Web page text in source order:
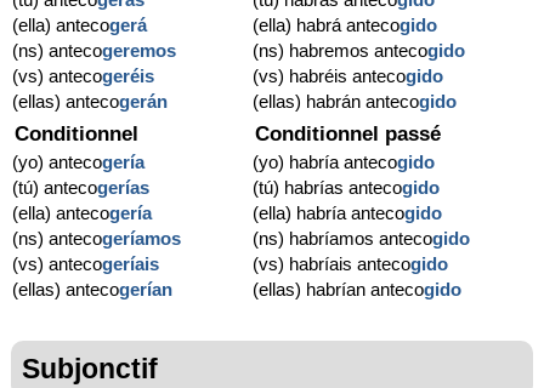
(ella) antecogerá
(ns) antecogeremos
(vs) antecogeréis
(ellas) antecogerán
(ella) habrá antecogido
(ns) habremos antecogido
(vs) habréis antecogido
(ellas) habrán antecogido
Conditionnel
(yo) antecogería
(tú) antecogerías
(ella) antecogería
(ns) antecogeríamos
(vs) antecogeríais
(ellas) antecogerían
Conditionnel passé
(yo) habría antecogido
(tú) habrías antecogido
(ella) habría antecogido
(ns) habríamos antecogido
(vs) habríais antecogido
(ellas) habrían antecogido
Subjonctif